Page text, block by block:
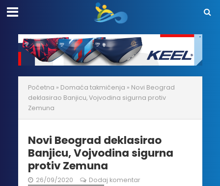
Početna » Domaća takmičenja » Novi Beograd
deklasirao Banjicu, Vojvodina sigurna protiv
Zemuna
Novi Beograd deklasirao
Banjicu, Vojvodina sigurna
protiv Zemuna
26/09/2020 Dodaj komentar